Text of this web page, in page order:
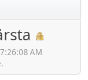
AM